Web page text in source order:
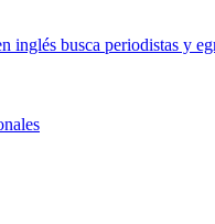
busca periodistas y